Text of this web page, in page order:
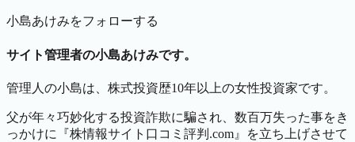
小島あけみをフォローする
サイト管理者の小島あけみです。
管理人の小島は、株式投資歴10年以上の女性投資家です。
父が年々巧妙化する投資詐欺に騙され、数百万失った事をき
っかけに『株情報サイト口コミ評判.com』を立ち上げさせて